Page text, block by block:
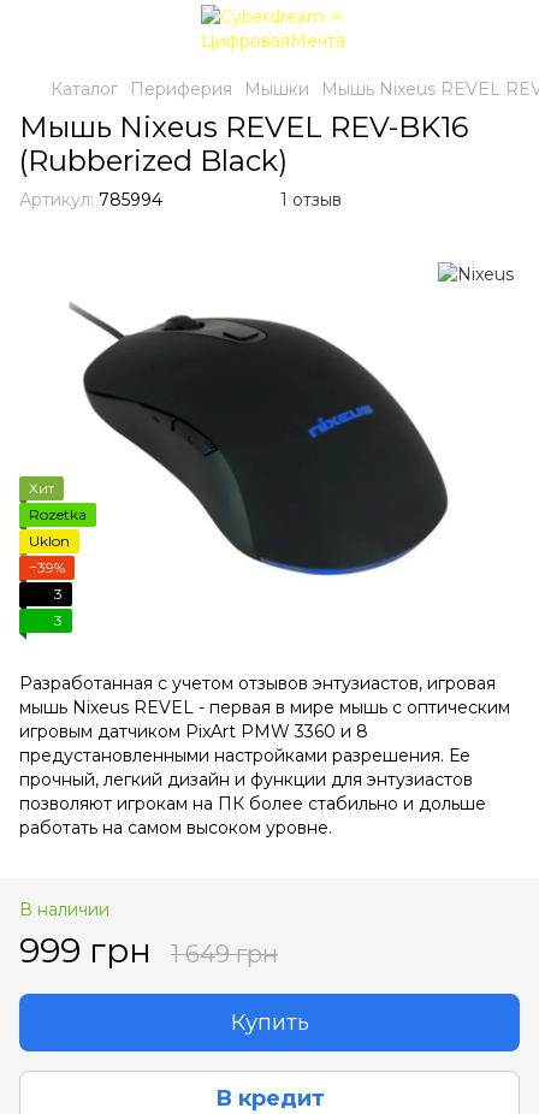
Каталог Периферия Мышки Мышь Nixeus REVEL
Мышь Nixeus REVEL REV-BK16
(Rubberized Black)
Артикул: 785994 1 отзыв
Хит
Rozetka
Uklon
−39%
3
3
Разработанная с учетом отзывов энтузиастов, игровая
мышь Nixeus REVEL - первая в мире мышь с оптическим
игровым датчиком PixArt PMW 3360 и 8
предустановленными настройками разрешения. Ее
прочный, легкий дизайн и функции для энтузиастов
позволяют игрокам на ПК более стабильно и дольше
работать на самом высоком уровне.
В наличии
999 грн 1 649 грн
Купить
В кредит